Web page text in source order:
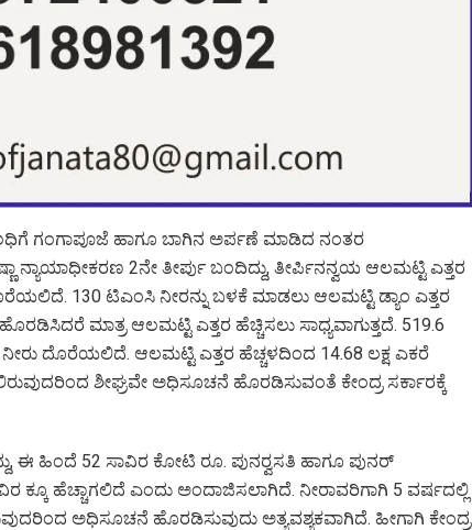
ಗಂಗಾಪೂಜೆ ಹಾಗೂ ಬಾಗಿನ ಅರ್ಪಣೆ ಮಾಡಿದ ನಂತರ
ನ್ಯಾಯಾಧೀಕರಣ 2ನೇ ತೀರ್ಪು ಬಂದಿದ್ದು, ತೀರ್ಪಿನನ್ವಯ ಆಲಮಟ್ಟಿ ಎತ್ತರ
130 ಟಿಎಂಸಿ ನೀರನ್ನು ಬಳಕೆ ಮಾಡಲು ಆಲಮಟ್ಟಿ ಡ್ಯಾಂ ಎತ್ತರ
ಮಾತ್ರ ಆಲಮಟ್ಟಿ ಎತ್ತರ ಹೆಚ್ಚಿಸಲು ಸಾಧ್ಯವಾಗುತ್ತದೆ. 519.6
ದೊರೆಯಲಿದೆ. ಆಲಮಟ್ಟಿ ಎತ್ತರ ಹೆಚ್ಚಳದಿಂದ 14.68 ಲಕ್ಷ ಎಕರೆ
ಶೀಘ್ರವೇ ಅಧಿಸೂಚನೆ ಹೊರಡಿಸುವಂತೆ ಕೇಂದ್ರ ಸರ್ಕಾರಕ್ಕೆ
ಈ ಹಿಂದೆ 52 ಸಾವಿರ ಕೋಟಿ ರೂ. ಪುನರ್‍ವಸತಿ ಹಾಗೂ ಪುನರ್
ಕ್ಕೂ ಹೆಚ್ಚಾಗಲಿದೆ ಎಂದು ಅಂದಾಜಿಸಲಾಗಿದೆ. ನೀರಾವರಿಗಾಗಿ 5 ವರ್ಷದಲ್ಲಿ
ಅಧಿಸೂಚನೆ ಹೊರಡಿಸುವುದು ಅತ್ಯವಶ್ಯಕವಾಗಿದೆ. ಹೀಗಾಗಿ ಕೇಂದ್ರ